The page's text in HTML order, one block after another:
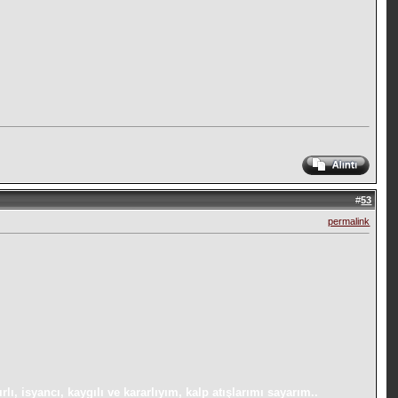
#53
permalink
isyancı, kaygılı ve kararlıyım, kalp atışlarımı sayarım..